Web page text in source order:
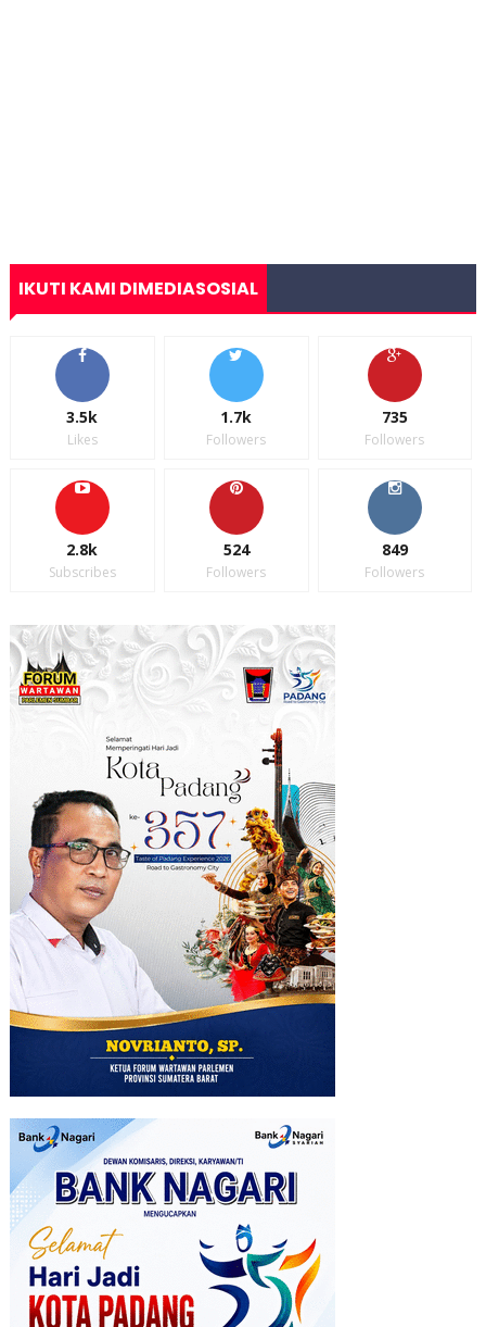
IKUTI KAMI DIMEDIASOSIAL
3.5k
Likes
1.7k
Followers
735
Followers
2.8k
Subscribes
524
Followers
849
Followers